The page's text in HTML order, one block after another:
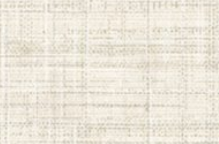
duration:
2 anos